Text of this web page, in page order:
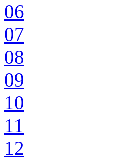
06
07
08
09
10
11
12